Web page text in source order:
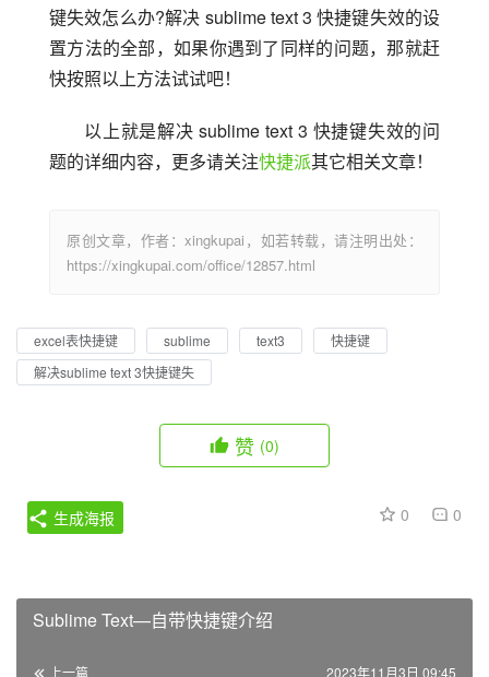
键失效怎么办?解决 sublime text 3 快捷键失效的设
置方法的全部，如果你遇到了同样的问题，那就赶
快按照以上方法试试吧！
以上就是解决 sublime text 3 快捷键失效的问
题的详细内容，更多请关注快捷派其它相关文章！
原创文章，作者：xingkupai，如若转载，请注明出处：
https://xingkupai.com/office/12857.html
excel表快捷键 sublime text3
快捷键
解决sublime text 3快捷键失
赞 (0)
0 0
生成海报
Sublime Text—自带快捷键介绍
上一篇 2023年11月3日 09:45